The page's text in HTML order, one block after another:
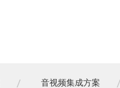
音视频集成方案